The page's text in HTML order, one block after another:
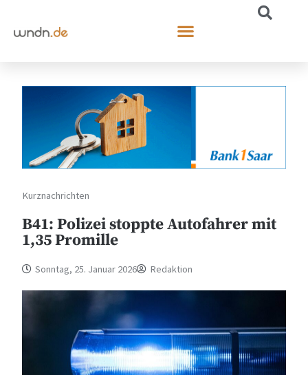
Kurznachrichten
B41: Polizei stoppte Autofahrer mit
1,35 Promille
Sonntag, 25. Januar 2026 Redaktion